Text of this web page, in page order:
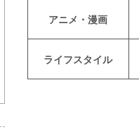
アニメ・漫画
ライフスタイル